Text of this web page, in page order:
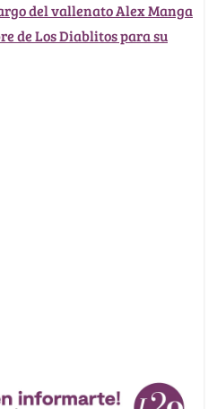
del vallenato Alex Manga
de Los Diablitos para su